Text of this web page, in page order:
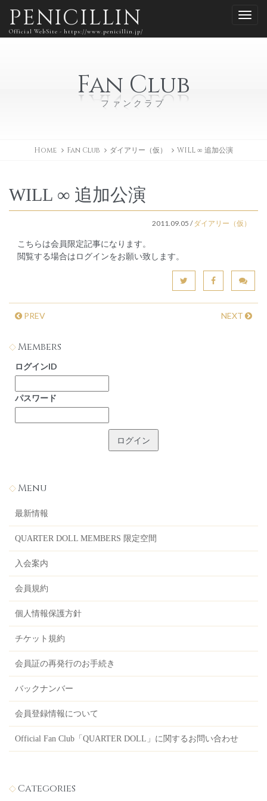
PENICILLIN
Official WebSite - https://www.penicillin.jp/
Fan Club
ファンクラブ
Home Fan Club ダイアリー（仮） WILL ∞ 追加公演
WILL ∞ 追加公演
2011.09.05 /ダイアリー（仮）
こちらは会員限定記事になります。
閲覧する場合はログインをお願い致します。
PREV NEXT
Members
ログインID
パスワード
Menu
最新情報
QUARTER DOLL MEMBERS 限定空間
入会案内
会員規約
個人情報保護方針
チケット規約
会員証の再発行のお手続き
バックナンバー
会員登録情報について
Official Fan Club「QUARTER DOLL」に関するお問い合わせ
Categories